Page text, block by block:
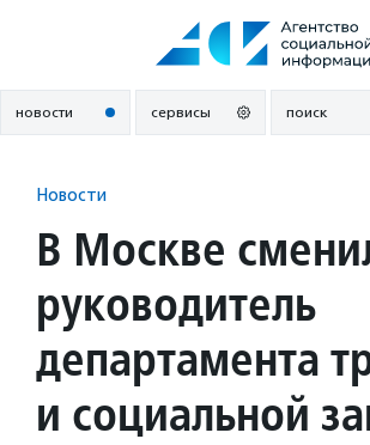
новости сервисы поиск
Новости
В Москве
руководитель
департамента
и социальной